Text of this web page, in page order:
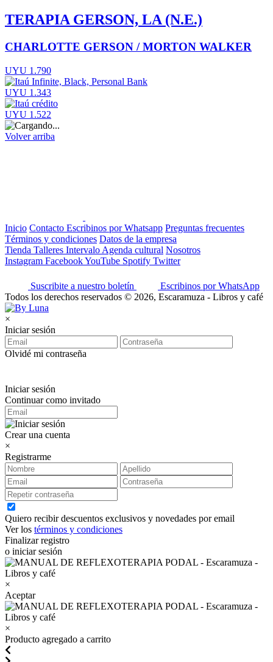
TERAPIA GERSON, LA (N.E.)
CHARLOTTE GERSON / MORTON WALKER
UYU 1.790
UYU 1.343
UYU 1.522
Volver arriba
Inicio Contacto Escribinos por Whatsapp Preguntas frecuentes
Términos y condiciones Datos de la empresa
Tienda Talleres Intervalo Agenda cultural Nosotros
Instagram FacebookYouTube Spotify Twitter
Suscribite a nuestro boletín
Escribinos por WhatsApp
Todos los derechos reservados © 2026, Escaramuza - Libros y café
×
Iniciar sesión
Olvidé mi contraseña
Iniciar sesión
Continuar como invitado
Crear una cuenta
×
Registrarme
Quiero recibir descuentos exclusivos y novedades por email
Ver los términos y condiciones
Finalizar registro
o iniciar sesión
×
Aceptar
×
Producto agregado a carrito